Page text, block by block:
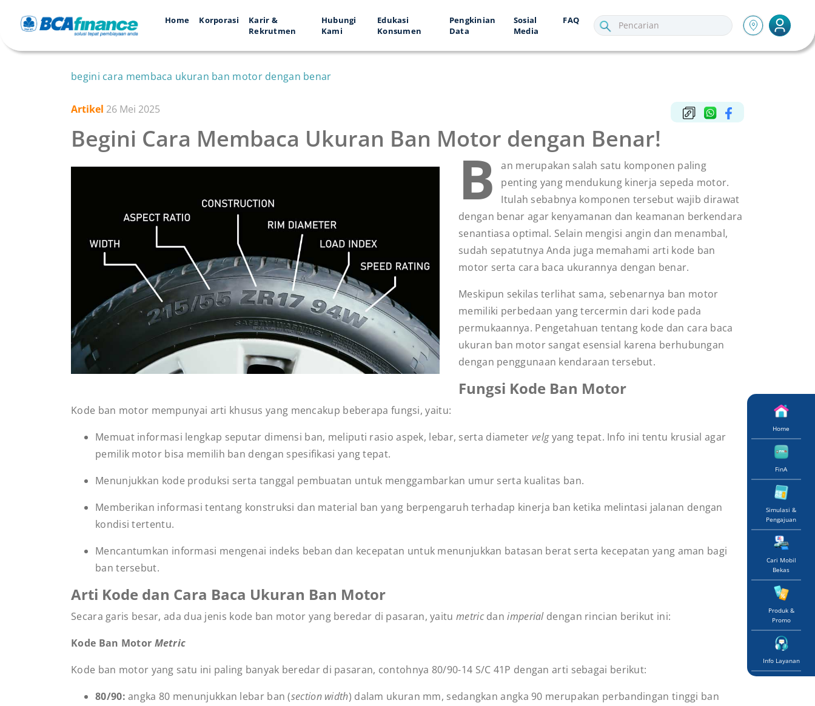
Home Korporasi
Karir &
Rekrutmen
Hubungi
Kami
Edukasi
Konsumen
Pengkinian
Data
Sosial
Media
FAQ
Home
FinA
Simulasi &
Pengajuan
Cari Mobil
Bekas
Produk &
Promo
Info Layanan
begini cara membaca ukuran ban motor dengan benar
Artikel 26 Mei 2025
Begini Cara Membaca Ukuran Ban Motor dengan Benar!
B
an merupakan salah satu komponen paling
penting yang mendukung kinerja sepeda motor.
Itulah sebabnya komponen tersebut wajib dirawat
dengan benar agar kenyamanan dan keamanan berkendara
senantiasa optimal. Selain mengisi angin dan menambal,
sudah sepatutnya Anda juga memahami arti kode ban
motor serta cara baca ukurannya dengan benar.
Meskipun sekilas terlihat sama, sebenarnya ban motor
memiliki perbedaan yang tercermin dari kode pada
permukaannya. Pengetahuan tentang kode dan cara baca
ukuran ban motorsangat esensial karena berhubungan
dengan penggunaan kendaraan tersebut.
Fungsi Kode Ban Motor
Kode ban motor mempunyai arti khusus yang mencakup beberapa fungsi, yaitu:
Memuat informasi lengkap seputar dimensi ban, meliputi rasio aspek, lebar, serta diameter velgyang tepat. Info ini tentu krusial agar
pemilik motor bisa memilih ban dengan spesifikasi yang tepat.
Menunjukkan kode produksi serta tanggal pembuatan untuk menggambarkan umur serta kualitas ban.
Memberikan informasi tentang konstruksi dan material ban yang berpengaruh terhadap kinerja ban ketika melintasi jalanan dengan
kondisi tertentu.
Mencantumkan informasi mengenai indeks beban dan kecepatan untuk menunjukkan batasan berat serta kecepatan yang aman bagi
ban tersebut.
Arti Kode dan Cara Baca Ukuran Ban Motor
Secara garis besar, ada dua jenis kode ban motor yang beredar di pasaran, yaitu metricdanimperialdengan rincian berikut ini:
Kode Ban Motor Metric
Kode ban motor yang satu ini paling banyak beredar di pasaran, contohnya 80/90-14 S/C 41P dengan arti sebagai berikut:
80/90:angka 80 menunjukkan lebar ban (section width) dalam ukuran mm, sedangkan angka 90 merupakan perbandingan tinggi ban